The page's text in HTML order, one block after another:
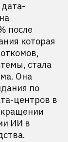
после
которая
стала
Она
по
центров в
ИИ в